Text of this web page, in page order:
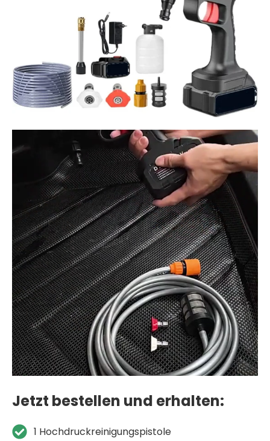
Jetzt bestellen und erhalten:
1 Hochdruckreinigungspistole